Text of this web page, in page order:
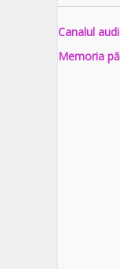
Canalul
Memoria